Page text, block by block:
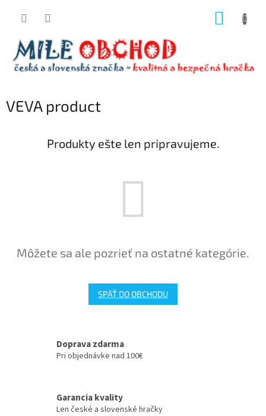
VEVA product
Produkty ešte len pripravujeme.
Môžete sa ale pozrieť na ostatné kategórie.
SPÄŤ DO OBCHODU
Doprava zdarma
Pri objednávke nad 100€
Garancia kvality
Len české a slovenské hračky